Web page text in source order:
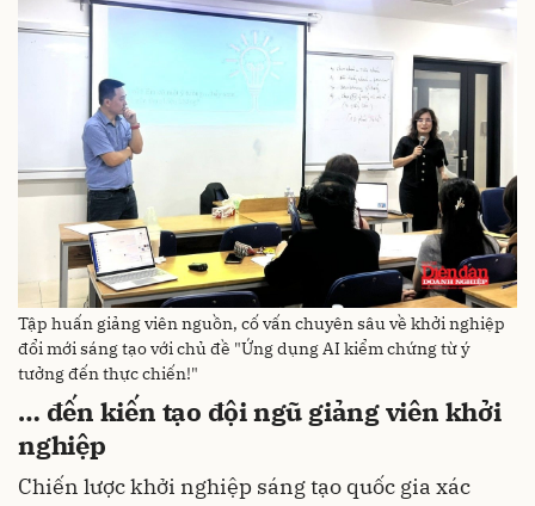
Tập huấn giảng viên nguồn, cố vấn chuyên sâu về khởi nghiệp
đổi mới sáng tạo với chủ đề "Ứng dụng AI kiểm chứng từ ý
tưởng đến thực chiến!"
… đến kiến tạo đội ngũ giảng viên khởi
nghiệp
Chiến lược khởi nghiệp sáng tạo quốc gia xác